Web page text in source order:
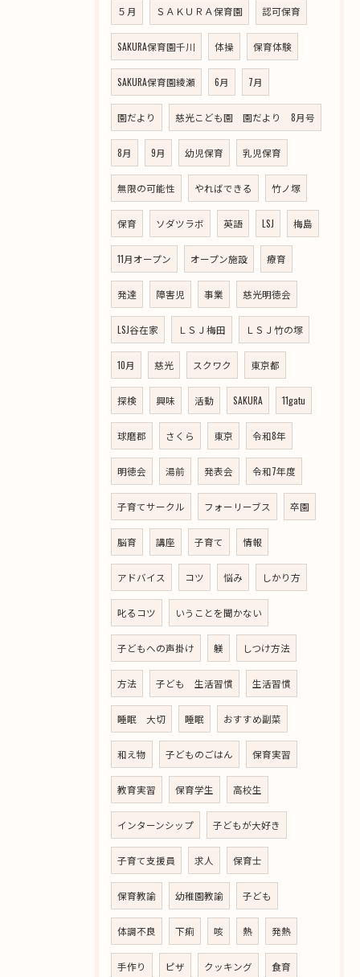
５月 ＳＡＫＵＲＡ保育園 認可保育
SAKURA保育園千川 体操 保育体験
SAKURA保育園綾瀬 6月 7月
園だより 慈光こども園 園だより 8月号
8月 9月 幼児保育 乳児保育
無限の可能性 やればできる 竹ノ塚
保育 ソダツラボ 英語 LSJ 梅島
11月オープン オープン施設 療育
発達 障害児 事業 慈光明徳会
LSJ谷在家 ＬＳＪ梅田 ＬＳＪ竹の塚
10月 慈光 スクワク 東京都
探検 興味 活動 SAKURA 11gatu
球磨郡 さくら 東京 令和8年
明徳会 湯前 発表会 令和7年度
子育てサークル フォーリーブス 卒園
脳育 講座 子育て 情報
アドバイス コツ 悩み しかり方
叱るコツ いうことを聞かない
子どもへの声掛け 躾 しつけ方法
方法 子ども 生活習慣 生活習慣
睡眠 大切 睡眠 おすすめ副菜
和え物 子どものごはん 保育実習
教育実習 保育学生 高校生
インターンシップ 子どもが大好き
子育て支援員 求人 保育士
保育教諭 幼稚園教諭 子ども
体調不良 下痢 咳 熱 発熱
手作り ピザ クッキング 食育